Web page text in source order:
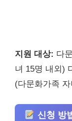
지원 대상: 다
녀 15명 내외)
(다문화가족
신청 방